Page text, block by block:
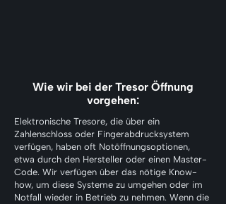
Wie wir bei der Tresor Öffnung
vorgehen:
Elektronische Tresore, die über ein
Zahlenschloss oder Fingerabdrucksystem
verfügen, haben oft Notöffnungsoptionen,
etwa durch den Hersteller oder einen Master-
Code. Wir verfügen über das nötige Know-
how, um diese Systeme zu umgehen oder im
Notfall wieder in Betrieb zu nehmen. Wenn die